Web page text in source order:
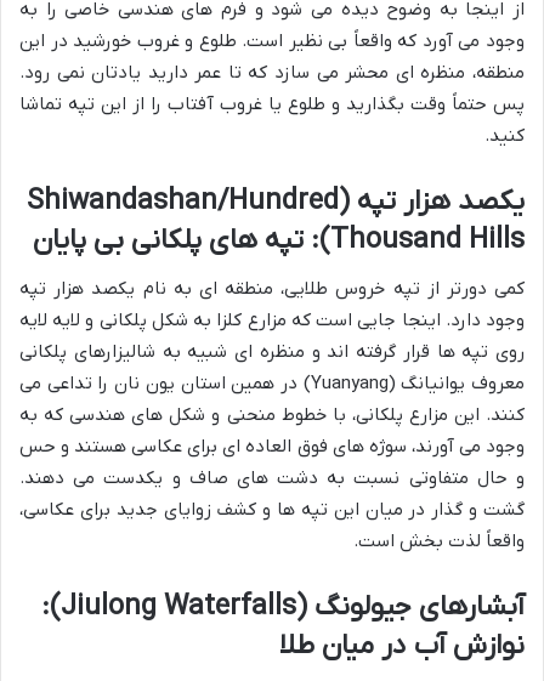
از اینجا به وضوح دیده می شود و فرم های هندسی خاصی را به
وجود می آورد که واقعاً بی نظیر است. طلوع و غروب خورشید در این
منطقه، منظره ای محشر می سازد که تا عمر دارید یادتان نمی رود.
پس حتماً وقت بگذارید و طلوع یا غروب آفتاب را از این تپه تماشا
کنید.
یکصد هزار تپه (Shiwandashan/Hundred
Thousand Hills): تپه های پلکانی بی پایان
کمی دورتر از تپه خروس طلایی، منطقه ای به نام یکصد هزار تپه
وجود دارد. اینجا جایی است که مزارع کلزا به شکل پلکانی و لایه لایه
روی تپه ها قرار گرفته اند و منظره ای شبیه به شالیزارهای پلکانی
معروف یوانیانگ (Yuanyang) در همین استان یون نان را تداعی می
کنند. این مزارع پلکانی، با خطوط منحنی و شکل های هندسی که به
وجود می آورند، سوژه های فوق العاده ای برای عکاسی هستند و حس
و حال متفاوتی نسبت به دشت های صاف و یکدست می دهند.
گشت و گذار در میان این تپه ها و کشف زوایای جدید برای عکاسی،
واقعاً لذت بخش است.
آبشارهای جیولونگ (Jiulong Waterfalls):
نوازش آب در میان طلا